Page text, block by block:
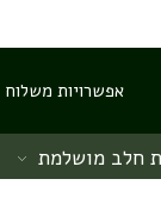
אפשרויות משלוח